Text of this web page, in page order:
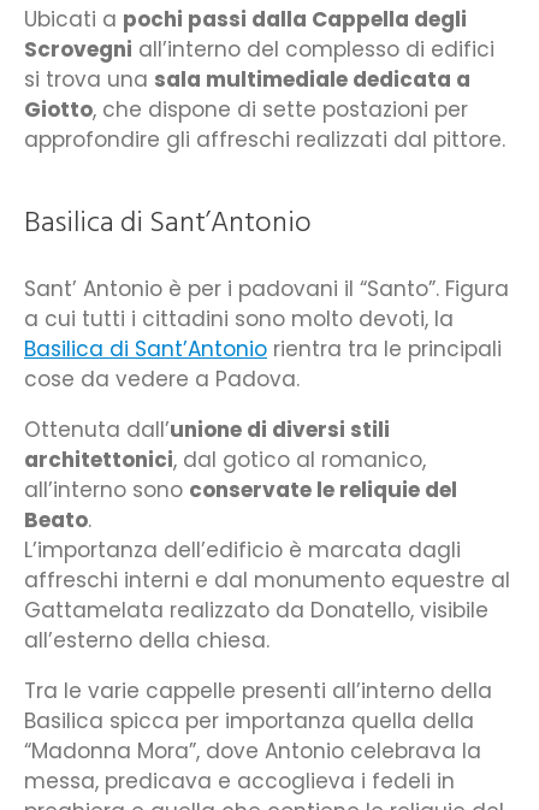
Ubicati a pochi passi dalla Cappella degli
Scrovegni all’interno del complesso di edifici
si trova una sala multimediale dedicata a
Giotto, che dispone di sette postazioni per
approfondire gli affreschi realizzati dal pittore.
Basilica di Sant’Antonio
Sant’ Antonio è per i padovani il “Santo”. Figura
a cui tutti i cittadini sono molto devoti, la
Basilica di Sant’Antonio rientra tra le principali
cose da vedere a Padova.
Ottenuta dall’unione di diversi stili
architettonici, dal gotico al romanico,
all’interno sono conservate le reliquie del
Beato.
L’importanza dell’edificio è marcata dagli
affreschi interni e dal monumento equestre al
Gattamelata realizzato da Donatello, visibile
all’esterno della chiesa.
Tra le varie cappelle presenti all’interno della
Basilica spicca per importanza quella della
“Madonna Mora”, dove Antonio celebrava la
messa, predicava e accoglieva i fedeli in